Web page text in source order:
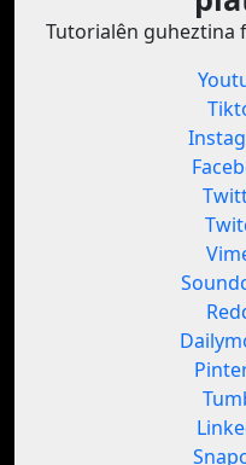
Tutorialên guheztina